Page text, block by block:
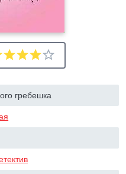
гребешка